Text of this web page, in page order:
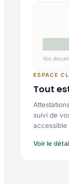
Vos
ESPACE
Tout
suivi de
accessible
Voir le